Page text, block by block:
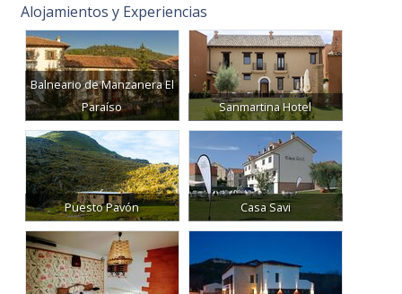
Alojamientos y Experiencias
Balneario de Manzanera El
Paraíso
Sanmartina Hotel
Puesto Pavón Casa Savi